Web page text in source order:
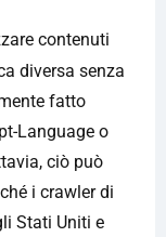
contenuti
diversa senza
fatto
Language o
ciò può
i crawler di
Stati Uniti e